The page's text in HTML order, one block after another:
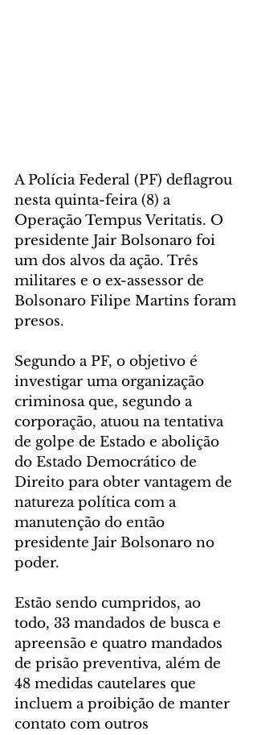
A Polícia Federal (PF) deflagrou
nesta quinta-feira (8) a
Operação Tempus Veritatis. O
presidente Jair Bolsonaro foi
um dos alvos da ação. Três
militares e o ex-assessor de
Bolsonaro Filipe Martins foram
presos.
Segundo a PF, o objetivo é
investigar uma organização
criminosa que, segundo a
corporação, atuou na tentativa
de golpe de Estado e abolição
do Estado Democrático de
Direito para obter vantagem de
natureza política com a
manutenção do então
presidente Jair Bolsonaro no
poder.
Estão sendo cumpridos, ao
todo, 33 mandados de busca e
apreensão e quatro mandados
de prisão preventiva, além de
48 medidas cautelares que
incluem a proibição de manter
contato com outros